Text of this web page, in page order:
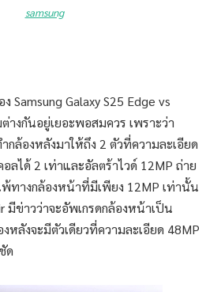
samsung
Samsung Galaxy S25 Edge vs
างกันอยู่เยอะพอสมควร เพราะว่า
กล้องหลังมาให้ถึง 2 ตัวที่ความละเอียด
ได้ 2 เท่าและอัลตร้าไวด์ 12MP ถ่าย
ทางกล้องหน้าที่มีเพียง 12MP เท่านั้น
มีข่าวว่าจะอัพเกรดกล้องหน้าเป็น
ลังจะมีตัวเดียวที่ความละเอียด 48MP
ด